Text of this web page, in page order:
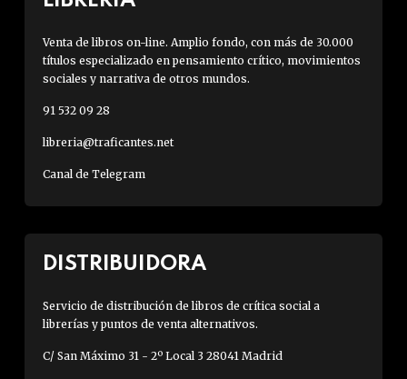
Venta de libros on-line. Amplio fondo, con más de 30.000
títulos especializado en pensamiento crítico, movimientos
sociales y narrativa de otros mundos.
91 532 09 28
libreria@traficantes.net
Canal de Telegram
DISTRIBUIDORA
Servicio de distribución de libros de crítica social a
librerías y puntos de venta alternativos.
C/ San Máximo 31 - 2º Local 3 28041 Madrid